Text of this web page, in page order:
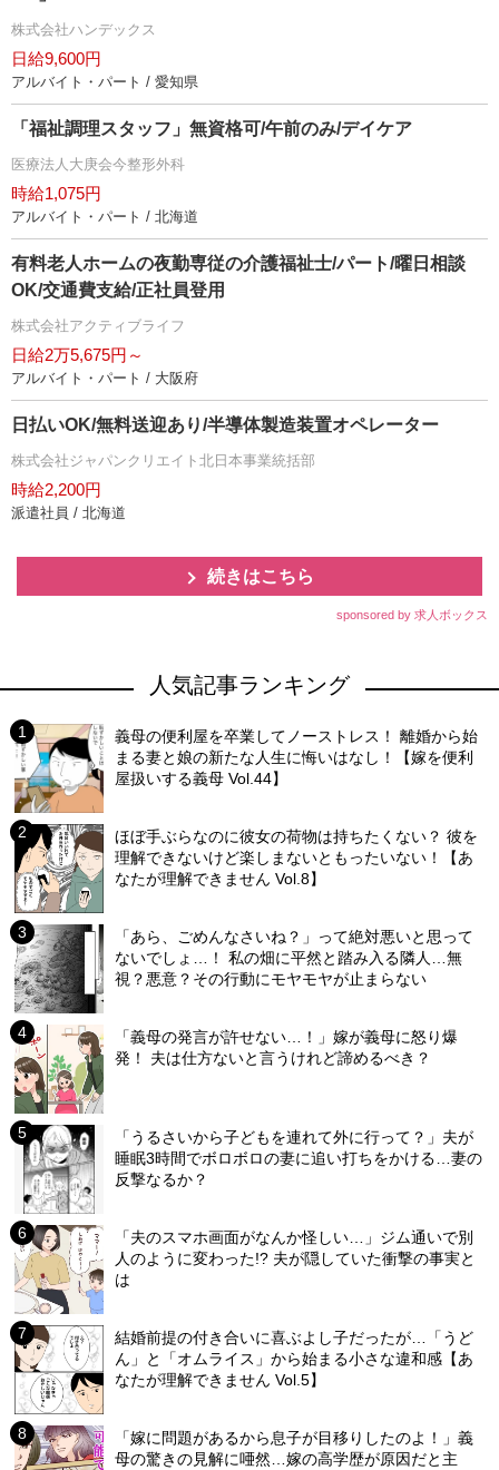
株式会社ハンデックス
日給9,600円
アルバイト・パート / 愛知県
「福祉調理スタッフ」無資格可/午前のみ/デイケア
医療法人大庚会今整形外科
時給1,075円
アルバイト・パート / 北海道
有料老人ホームの夜勤専従の介護福祉士/パート/曜日相談
OK/交通費支給/正社員登用
株式会社アクティブライフ
日給2万5,675円～
アルバイト・パート / 大阪府
日払いOK/無料送迎あり/半導体製造装置オペレーター
株式会社ジャパンクリエイト北日本事業統括部
時給2,200円
派遣社員 / 北海道
続きはこちら
sponsored by 求人ボックス
人気記事ランキング
義母の便利屋を卒業してノーストレス！ 離婚から始
まる妻と娘の新たな人生に悔いはなし！【嫁を便利
屋扱いする義母 Vol.44】
ほぼ手ぶらなのに彼女の荷物は持ちたくない？ 彼を
理解できないけど楽しまないともったいない！【あ
なたが理解できません Vol.8】
「あら、ごめんなさいね？」って絶対悪いと思って
ないでしょ…！ 私の畑に平然と踏み入る隣人…無
視？悪意？その行動にモヤモヤが止まらない
「義母の発言が許せない…！」嫁が義母に怒り爆
発！ 夫は仕方ないと言うけれど諦めるべき？
「うるさいから子どもを連れて外に行って？」夫が
睡眠3時間でボロボロの妻に追い打ちをかける…妻の
反撃なるか？
「夫のスマホ画面がなんか怪しい…」ジム通いで別
人のように変わった!? 夫が隠していた衝撃の事実と
は
結婚前提の付き合いに喜ぶよし子だったが…「うど
ん」と「オムライス」から始まる小さな違和感【あ
なたが理解できません Vol.5】
「嫁に問題があるから息子が目移りしたのよ！」義
母の驚きの見解に唖然…嫁の高学歴が原因だと主